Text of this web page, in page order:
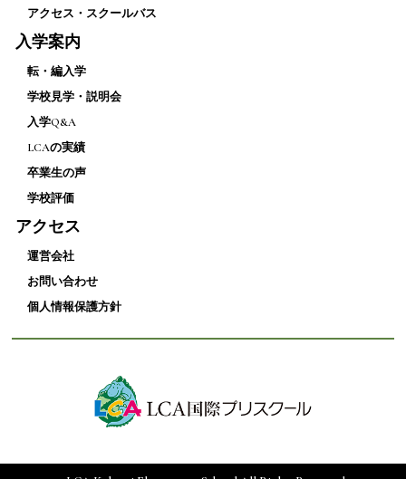
アクセス・スクールバス
入学案内
転・編入学
学校見学・説明会
入学Q&A
LCAの実績
卒業生の声
学校評価
アクセス
運営会社
お問い合わせ
個人情報保護方針